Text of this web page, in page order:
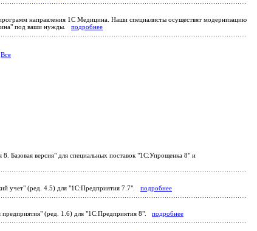
направления 1С Медицина. Наши специалисты осуществят модернизацию
под ваши нужды. подробнее
Все
Базовая версия" для специальных поставок "1С:Упрощенка 8" и
учет" (ред. 4.5) для "1С:Предприятия 7.7". подробнее
(ред. 1.6) для "1С:Предприятия 8". подробнее